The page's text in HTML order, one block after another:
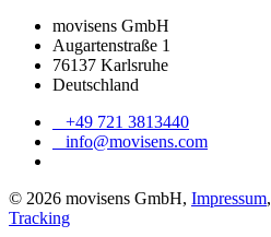
movisens GmbH
Augartenstraße 1
76137 Karlsruhe
Deutschland
+49 721 3813440
info@movisens.com
© 2026 movisens GmbH, Impressum,
Tracking